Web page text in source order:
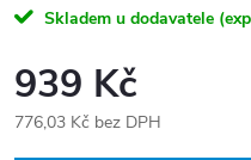
Skladem u dodavatele
939 Kč
776,03 Kč bez DPH